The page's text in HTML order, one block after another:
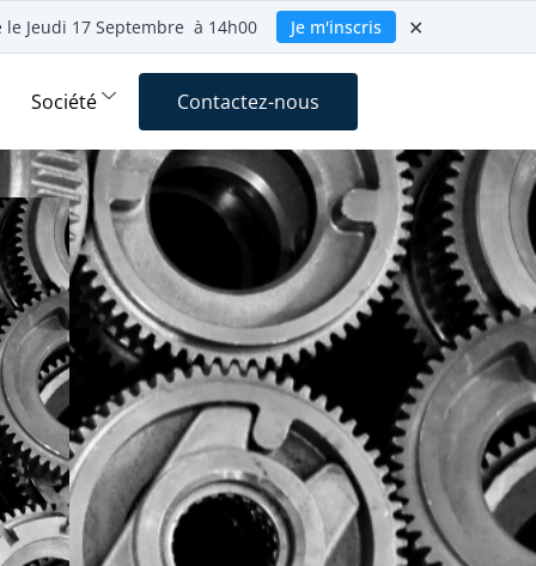
Jeudi 17 Septembre à 14h00 Je m'inscris ✕
Société Contactez-nous